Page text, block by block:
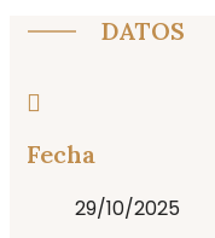
DATOS
Fecha
29/10/2025